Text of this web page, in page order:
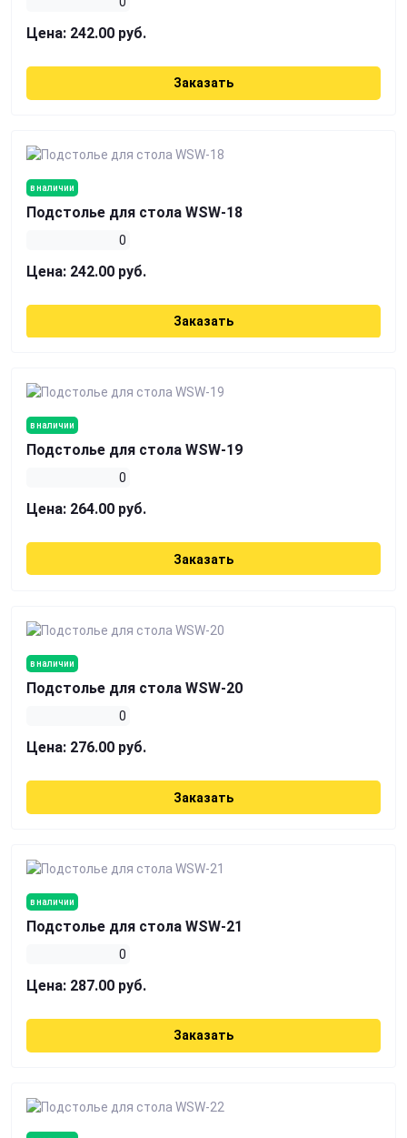
Цена: 242.00 руб.
Заказать
в наличии
Подстолье для стола WSW-18
0
Цена: 242.00 руб.
Заказать
в наличии
Подстолье для стола WSW-19
0
Цена: 264.00 руб.
Заказать
в наличии
Подстолье для стола WSW-20
0
Цена: 276.00 руб.
Заказать
в наличии
Подстолье для стола WSW-21
0
Цена: 287.00 руб.
Заказать